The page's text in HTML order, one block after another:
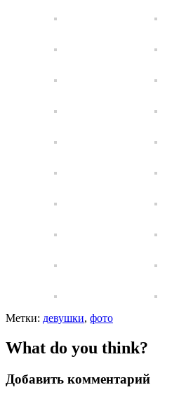
Метки: девушки, фото
What do you think?
Добавить комментарий